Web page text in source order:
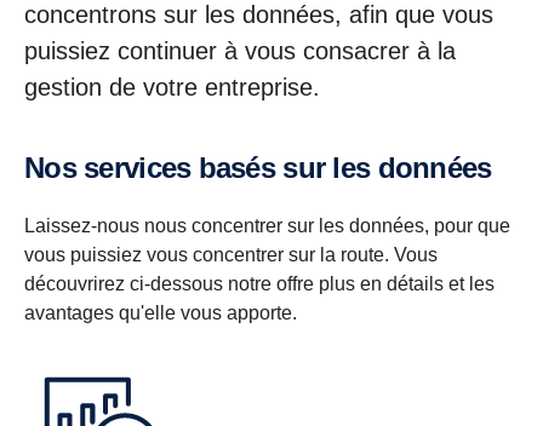
concentrons sur les données, afin que vous
puissiez continuer à vous consacrer à la
gestion de votre entreprise.
Nos services basés sur les données
Laissez-nous nous concentrer sur les données, pour que
vous puissiez vous concentrer sur la route. Vous
découvrirez ci-dessous notre offre plus en détails et les
avantages qu'elle vous apporte.